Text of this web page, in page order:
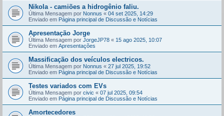
Nikola - camiões a hidrogênio faliu.
Última Mensagem por Nonnus « 04 set 2025, 14:29
Enviado em Página principal de Discussão e Notícias
Apresentação Jorge
Última Mensagem por JorgeJP78 « 15 ago 2025, 10:07
Enviado em Apresentações
Massificação dos veículos electricos.
Última Mensagem por Nonnus « 27 jul 2025, 19:52
Enviado em Página principal de Discussão e Notícias
Testes variados com EVs
Última Mensagem por civic « 07 jul 2025, 09:54
Enviado em Página principal de Discussão e Notícias
Amortecedores